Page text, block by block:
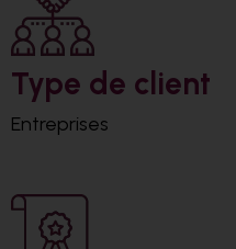
Type de client
Entreprises